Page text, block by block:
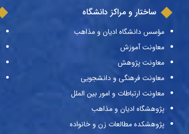
ساختار و مراکز دانشگاه
مؤسس دانشگاه ادیان و مذاهب
معاونت آموزش
معاونت پژوهش
معاونت فرهنگی و دانشجویی
معاونت ارتباطات و امور بین الملل
پژوهشگاه ادیان و مذاهب
پژوهشکده مطالعات زن و خانواده